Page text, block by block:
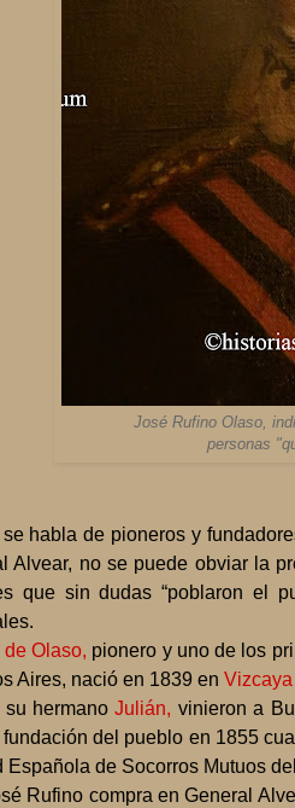
José Rufino Olaso,
personas
de pioneros y fundadores
Alvear, no se puede obviar la
que sin dudas “poblaron el
Olaso, pionero y uno de los
Aires, nació en 1839 en Vizcaya
su hermanoJulián, vinieron a
del pueblo en 1855
Española de Socorros Mutuos
Rufino compra en General